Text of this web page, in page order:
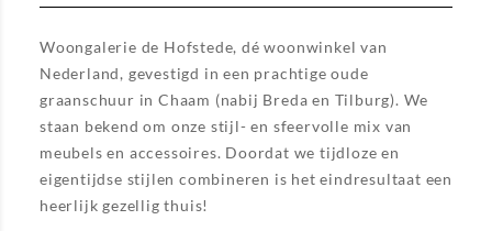
Woongalerie de Hofstede, dé woonwinkel van
Nederland, gevestigd in een prachtige oude
graanschuur in Chaam (nabij Breda en Tilburg). We
staan bekend om onze stijl- en sfeervolle mix van
meubels en accessoires. Doordat we tijdloze en
eigentijdse stijlen combineren is het eindresultaat een
heerlijk gezellig thuis!